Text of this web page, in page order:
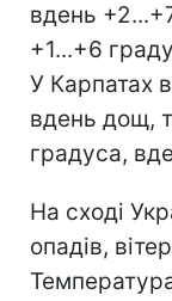
вдень
+1...+6
У Карпатах
вдень дощ,
градуса,
На сході
опадів,